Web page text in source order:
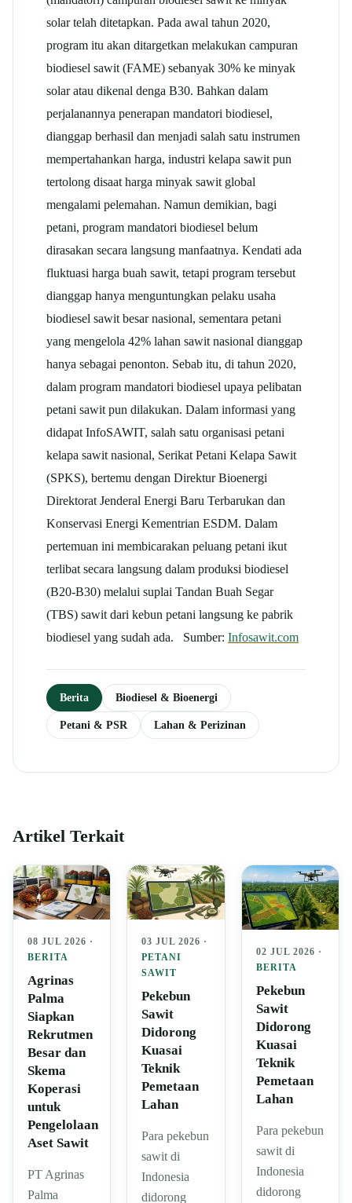
solar telah ditetapkan. Pada awal tahun 2020,
program itu akan ditargetkan melakukan campuran
biodiesel sawit (FAME) sebanyak 30% ke minyak
solar atau dikenal denga B30. Bahkan dalam
perjalanannya penerapan mandatori biodiesel,
dianggap berhasil dan menjadi salah satu instrumen
mempertahankan harga, industri kelapa sawit pun
tertolong disaat harga minyak sawit global
mengalami pelemahan. Namun demikian, bagi
petani, program mandatori biodiesel belum
dirasakan secara langsung manfaatnya. Kendati ada
fluktuasi harga buah sawit, tetapi program tersebut
dianggap hanya menguntungkan pelaku usaha
biodiesel sawit besar nasional, sementara petani
yang mengelola 42% lahan sawit nasional dianggap
hanya sebagai penonton. Sebab itu, di tahun 2020,
dalam program mandatori biodiesel upaya pelibatan
petani sawit pun dilakukan. Dalam informasi yang
didapat InfoSAWIT, salah satu organisasi petani
kelapa sawit nasional, Serikat Petani Kelapa Sawit
(SPKS), bertemu dengan Direktur Bioenergi
Direktorat Jenderal Energi Baru Terbarukan dan
Konservasi Energi Kementrian ESDM. Dalam
pertemuan ini membicarakan peluang petani ikut
terlibat secara langsung dalam produksi biodiesel
(B20-B30) melalui suplai Tandan Buah Segar
(TBS) sawit dari kebun petani langsung ke pabrik
biodiesel yang sudah ada. Sumber: Infosawit.com
Berita Biodiesel & Bioenergi
Petani & PSR Lahan & Perizinan
Artikel Terkait
08 JUL 2026 ·
BERITA
Agrinas
Palma
Siapkan
Rekrutmen
Besar dan
Skema
Koperasi
untuk
Pengelolaan
Aset Sawit
PT Agrinas
Palma
03 JUL 2026 ·
PETANI
SAWIT
Pekebun
Sawit
Didorong
Kuasai
Teknik
Pemetaan
Lahan
Para pekebun
sawit di
Indonesia
didorong
02 JUL 2026 ·
BERITA
Pekebun
Sawit
Didorong
Kuasai
Teknik
Pemetaan
Lahan
Para pekebun
sawit di
Indonesia
didorong